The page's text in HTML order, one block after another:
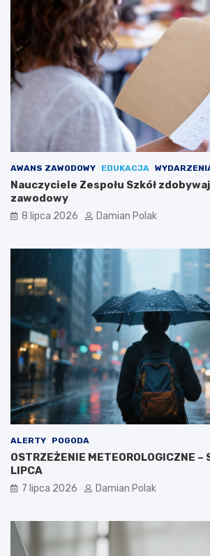
AWANS ZAWODOWY EDUKACJA
Nauczyciele Zespołu Szkół
zawodowy
8 lipca 2026 Damian Polak
ALERTY POGODA
OSTRZEŻENIE METEOROLOGICZNE –
LIPCA
7 lipca 2026 Damian Polak